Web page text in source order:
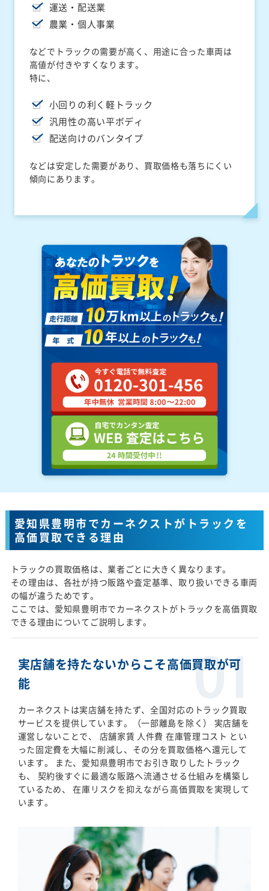
運送・配送業
農業・個人事業
などでトラックの需要が高く、用途に合った車両は
高値が付きやすくなります。
特に、
小回りの利く軽トラック
汎用性の高い平ボディ
配送向けのバンタイプ
などは安定した需要があり、買取価格も落ちにくい
傾向にあります。
愛知県豊明市でカーネクストがトラックを
高価買取できる理由
トラックの買取価格は、業者ごとに大きく異なります。
その理由は、各社が持つ販路や査定基準、取り扱いできる車両
の幅が違うためです。
ここでは、愛知県豊明市でカーネクストがトラックを高価買取
できる理由についてご説明します。
実店舗を持たないからこそ高価買取が可
能
カーネクストは実店舗を持たず、全国対応のトラック買取
サービスを提供しています。（一部離島を除く） 実店舗を
運営しないことで、 店舗家賃 人件費 在庫管理コスト とい
った固定費を大幅に削減し、その分を買取価格へ還元して
います。 また、愛知県豊明市でお引き取りしたトラック
も、 契約後すぐに最適な販路へ流通させる仕組みを構築し
ているため、 在庫リスクを抑えながら高価買取を実現して
います。